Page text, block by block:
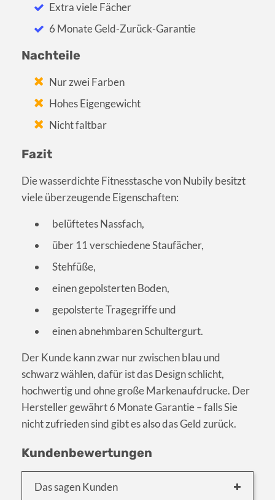
Extra viele Fächer
6 Monate Geld-Zurück-Garantie
Nachteile
Nur zwei Farben
Hohes Eigengewicht
Nicht faltbar
Fazit
Die wasserdichte Fitnesstasche von Nubily besitzt
viele überzeugende Eigenschaften:
belüftetes Nassfach,
über 11 verschiedene Staufächer,
Stehfüße,
einen gepolsterten Boden,
gepolsterte Tragegriffe und
einen abnehmbaren Schultergurt.
Der Kunde kann zwar nur zwischen blau und
schwarz wählen, dafür ist das Design schlicht,
hochwertig und ohne große Markenaufdrucke. Der
Hersteller gewährt 6 Monate Garantie – falls Sie
nicht zufrieden sind gibt es also das Geld zurück.
Kundenbewertungen
Das sagen Kunden